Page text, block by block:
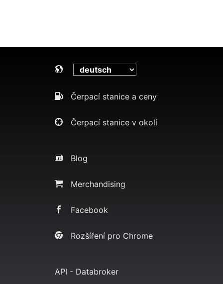
Čerpací stanice a ceny
Čerpací stanice v okolí
Blog
Merchandising
Facebook
Rozšíření pro Chrome
API - Databroker